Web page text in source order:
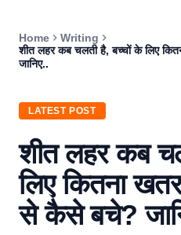
Contact
Navjagran
Home
Writing
शीत लहर कब चलती है, बच्चों के लिए
जानिए..
LATEST POST
शीत लहर कब
लिए कितना
से कैसे बचे?